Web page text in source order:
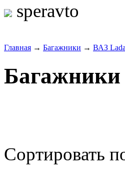
speravto
Главная → Багажники → ВАЗ
Багажники
Сортировать